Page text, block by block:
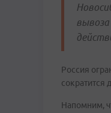
Россия
сократится
Напомним,